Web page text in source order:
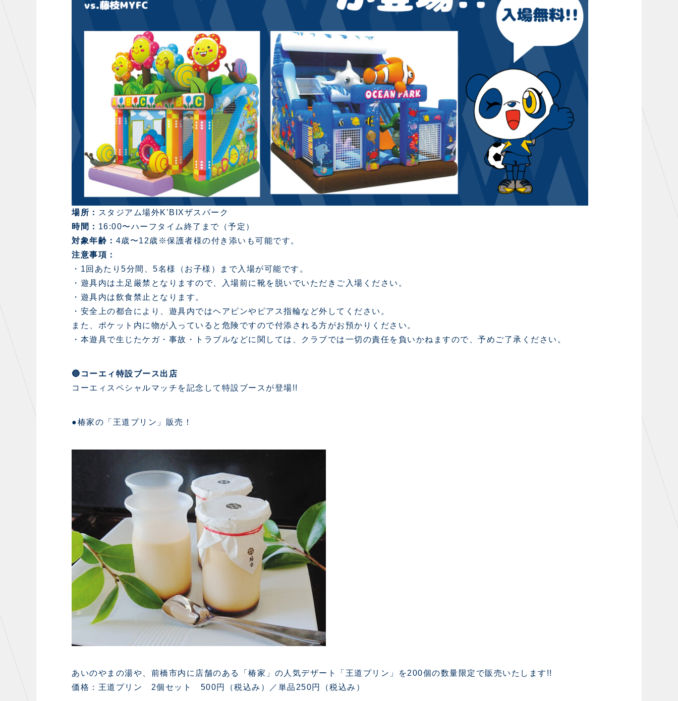
場所： スタジアム場外K’BIXザスパーク
時間： 16:00〜ハーフタイム終了まで（予定）
対象年齢： 4歳〜12歳※保護者様の付き添いも可能です。
注意事項：
・1回あたり5分間、5名様（お子様）まで入場が可能です。
・遊具内は土足厳禁となりますので、入場前に靴を脱いでいただきご入場ください。
・遊具内は飲食禁止となります。
・安全上の都合により、遊具内ではヘアピンやピアス指輪など外してください。
また、ポケット内に物が入っていると危険ですので付添される方がお預かりください。
・本遊具で生じたケガ・事故・トラブルなどに関しては、クラブでは一切の責任を負いかねますので、予めご了承ください。
🔵コーエィ特設ブース出店
コーエィスペシャルマッチを記念して特設ブースが登場!!
●椿家の「王道プリン」販売！
あいのやまの湯や、前橋市内に店舗のある「椿家」の人気デザート「王道プリン」を200個の数量限定で販売いたします!!
価格：王道プリン 2個セット 500円（税込み）／単品250円（税込み）